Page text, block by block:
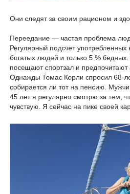
Они следят за своим рационом и
Переедание — частая проблема
Регулярный подсчет употребленных
богатых людей и только 5 %
посещают спортзал и предпочитают
Однажды Томас Корли спросил 68-
собирается ли тот на пенсию.
45 лет я регулярно смотрю за тем,
чувствую. Я сейчас на пике своей